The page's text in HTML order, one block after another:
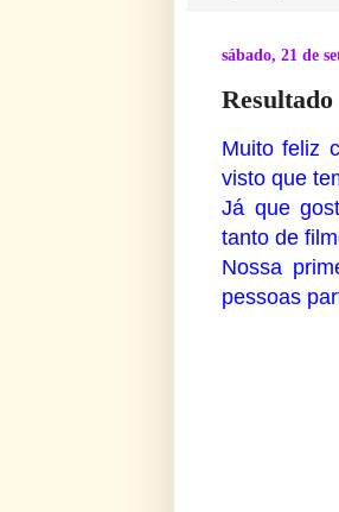
sábado, 21 de
Muito feliz
visto que
Já que
tanto de
Nossa
pessoas